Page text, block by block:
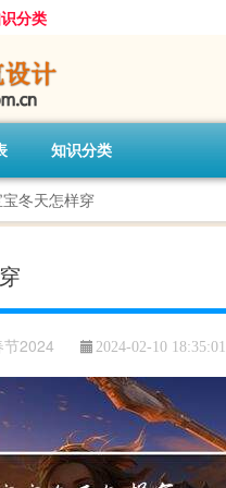
分类
知识分类
冬天怎样穿
节2024 2024-02-10 18:35:01